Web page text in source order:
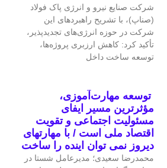
شرکت صنایع نیرو و انرژی پاک فولاد
(صناپ)، با تشریح راهبردهای این
شرکت در حوزه انرژی‌های تجدیدپذیر،
تأکید کرد: کاهش ارزبری پروژه‌ها،
توسعه ساخت داخل
توسعه مهارت‌آموزی،
مؤثرترین مسیر ایفای
مسئولیت اجتماعی و تقویت
اقتصاد ملی است / با مهارتهای
دیروز نمی توان اینده را ساخت
محمدرضا سعیدی؛ مدیرعامل شستا در